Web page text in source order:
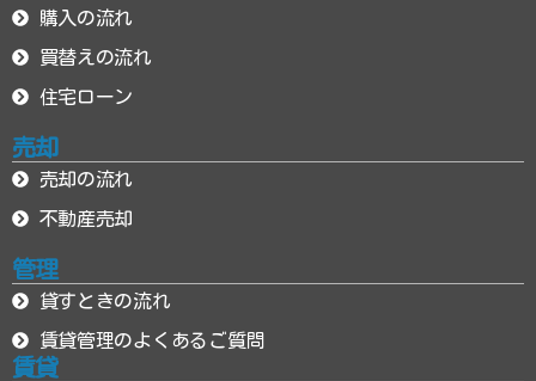
購入の流れ
買替えの流れ
住宅ローン
売却
売却の流れ
不動産売却
管理
貸すときの流れ
賃貸管理のよくあるご質問
賃貸